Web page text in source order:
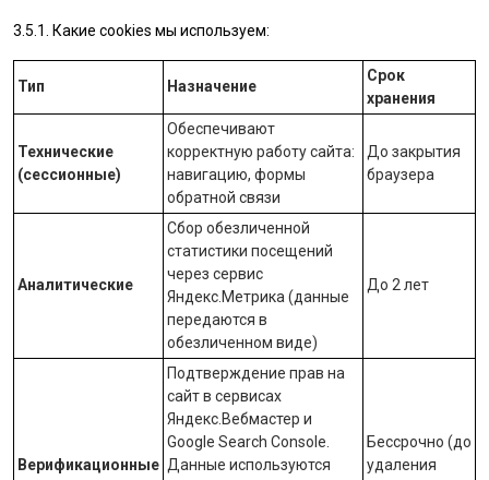
3.5.1. Какие cookies мы используем:
Тип Назначение
Срок
хранения
Технические
(сессионные)
Обеспечивают
корректную работу сайта:
навигацию, формы
обратной связи
До закрытия
браузера
Аналитические
Сбор обезличенной
статистики посещений
через сервис
Яндекс.Метрика (данные
передаются в
обезличенном виде)
До 2 лет
Верификационные
Подтверждение прав на
сайт в сервисах
Яндекс.Вебмастер и
Google Search Console
Данные используются
Бессрочно (до
удаления